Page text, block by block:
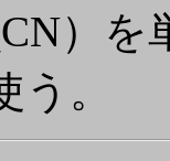
）を
う。